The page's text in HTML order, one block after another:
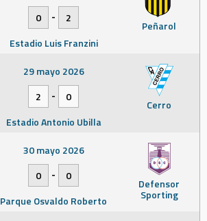
Peñarol
0
-
2
Estadio Luis Franzini
Cerro
29 mayo 2026
2
-
0
Estadio Antonio Ubilla
Defensor
Sporting
30 mayo 2026
0
-
0
Parque Osvaldo Roberto